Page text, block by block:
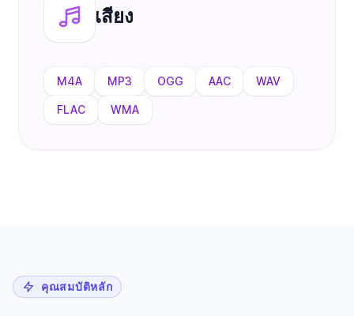
เสียง
M4A MP3 OGG AAC WAV
FLAC WMA
คุณสมบัติหลัก